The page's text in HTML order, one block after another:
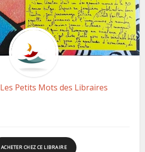
Les Petits Mots des Libraires
ACHETER CHEZ CE LIBRAIRE